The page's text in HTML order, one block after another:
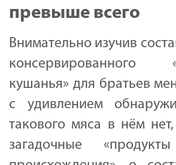
превыше всего
Внимательно изучив
консервированного
кушанья» для братьев
с удивлением
такового мяса в нём
загадочные